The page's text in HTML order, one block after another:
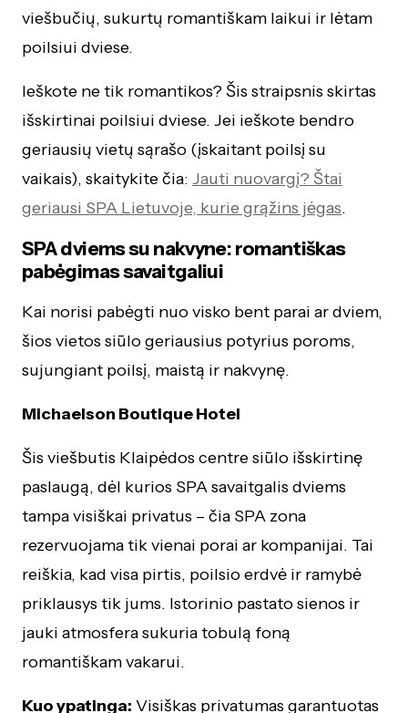
viešbučių, sukurtų romantiškam laikui ir lėtam
poilsiui dviese.
Ieškote ne tik romantikos? Šis straipsnis skirtas
išskirtinai poilsiui dviese. Jei ieškote bendro
geriausių vietų sąrašo (įskaitant poilsį su
vaikais), skaitykite čia: Jauti nuovargį? Štai
geriausi SPA Lietuvoje, kurie grąžins jėgas.
SPA dviems su nakvyne: romantiškas
pabėgimas savaitgaliui
Kai norisi pabėgti nuo visko bent parai ar dviem,
šios vietos siūlo geriausius potyrius poroms,
sujungiant poilsį, maistą ir nakvynę.
Michaelson Boutique Hotel
Šis viešbutis Klaipėdos centre siūlo išskirtinę
paslaugą, dėl kurios SPA savaitgalis dviems
tampa visiškai privatus – čia SPA zona
rezervuojama tik vienai porai ar kompanijai. Tai
reiškia, kad visa pirtis, poilsio erdvė ir ramybė
priklausys tik jums. Istorinio pastato sienos ir
jauki atmosfera sukuria tobulą foną
romantiškam vakarui.
Kuo ypatinga: Visiškas privatumas garantuotas